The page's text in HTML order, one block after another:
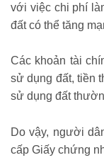
với việc chi phí
đất có thể tăng
Các khoản tài
sử dụng đất, tiền
sử dụng đất
Do vậy, người
cấp Giấy chứng